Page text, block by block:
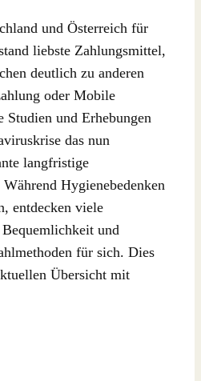
und Österreich für
liebste Zahlungsmittel,
deutlich zu anderen
oder Mobile
Studien und Erhebungen
das nun
langfristige
Hygienebedenken
entdecken viele
und
für sich. Dies
Übersicht mit